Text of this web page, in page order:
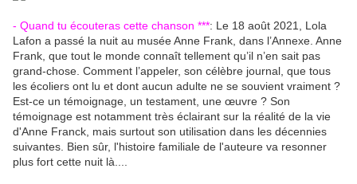
- Quand tu écouteras cette chanson ***: Le 18 août 2021, Lola
Lafon a passé la nuit au musée Anne Frank, dans l’Annexe. Anne
Frank, que tout le monde connaît tellement qu’il n’en sait pas
grand-chose. Comment l’appeler, son célèbre journal, que tous
les écoliers ont lu et dont aucun adulte ne se souvient vraiment ?
Est-ce un témoignage, un testament, une œuvre ? Son
témoignage est notamment très éclairant sur la réalité de la vie
d'Anne Franck, mais surtout son utilisation dans les décennies
suivantes. Bien sûr, l'histoire familiale de l'auteure va resonner
plus fort cette nuit là....